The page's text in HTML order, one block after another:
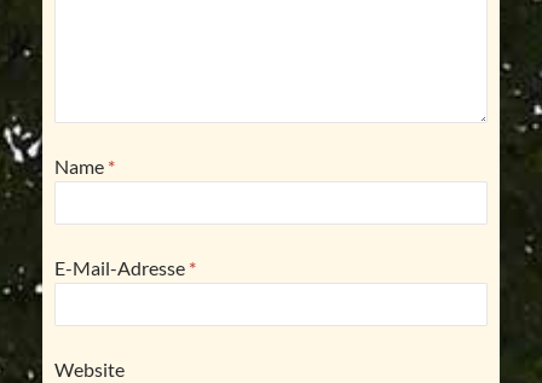
Name *
E-Mail-Adresse *
Website